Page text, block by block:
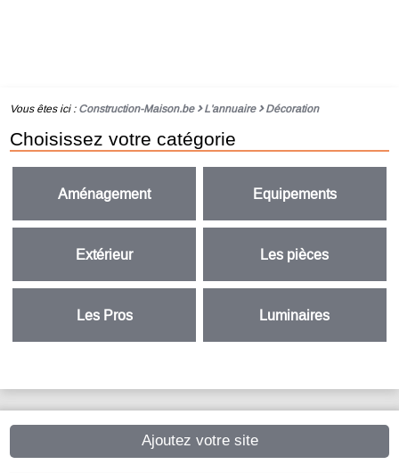
Vous êtes ici : Construction-Maison.be L'annuaire Décoration
Choisissez votre catégorie
Aménagement Equipements
Extérieur Les pièces
Les Pros Luminaires
Ajoutez votre site